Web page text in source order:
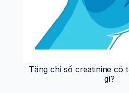
Tăng chỉ số creatinine có
gì?